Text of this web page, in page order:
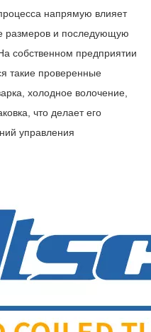
напрямую влияет
размеров и последующую
собственном предприятии
такие проверенные
холодное волочение,
что делает его
управления